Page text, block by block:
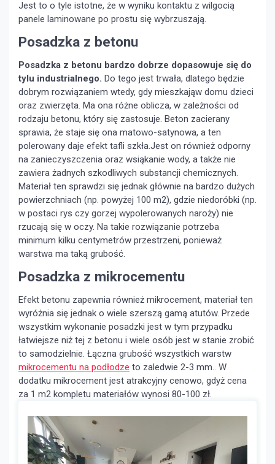
Jest to o tyle istotne, że w wyniku kontaktu z wilgocią
panele laminowane po prostu się wybrzuszają.
Posadzka z betonu
Posadzka z betonu bardzo dobrze dopasowuje się do
tylu industrialnego. Do tego jest trwała, dlatego będzie
dobrym rozwiązaniem wtedy, gdy mieszkająw domu dzieci
oraz zwierzęta. Ma ona różne oblicza, w zależności od
rodzaju betonu, który się zastosuje. Beton zacierany
sprawia, że staje się ona matowo-satynowa, a ten
polerowany daje efekt tafli szkła.Jest on również odporny
na zanieczyszczenia oraz wsiąkanie wody, a także nie
zawiera żadnych szkodliwych substancji chemicznych.
Materiał ten sprawdzi się jednak głównie na bardzo dużych
powierzchniach (np. powyżej 100 m2), gdzie niedoróbki (np.
w postaci rys czy gorzej wypolerowanych naroży) nie
rzucają się w oczy. Na takie rozwiązanie potrzeba
minimum kilku centymetrów przestrzeni, ponieważ
warstwa ma taką grubość.
Posadzka z mikrocementu
Efekt betonu zapewnia również mikrocement, materiał ten
wyróżnia się jednak o wiele szerszą gamą atutów. Przede
wszystkim wykonanie posadzki jest w tym przypadku
łatwiejsze niż tej z betonu i wiele osób jest w stanie zrobić
to samodzielnie. Łączna grubość wszystkich warstw
mikrocementu na podłodze to zaledwie 2-3 mm.. W
dodatku mikrocement jest atrakcyjny cenowo, gdyż cena
za 1 m2 kompletu materiałów wynosi 80-100 zł.